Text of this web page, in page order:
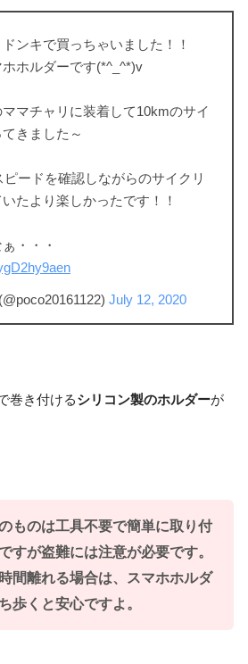
ンキで買っちゃいました！！
ホルダーです(*^_^*)v
マチャリに装着して10kmのサイ
きました～
ードを確認しながらのサイクリ
たより楽しかったです！！
・・・
July 12, 2020
巻き付けるシリコン製のホルダーが
ものは工具不要で簡単に取り付
すが盗難には注意が必要です。
間離れる場合は、スマホホルダ
歩くと安心ですよ。